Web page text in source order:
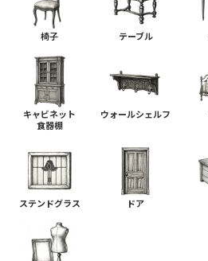
椅子 テーブル
キャビネット
食器棚
ウォールシェルフ
ステンドグラス ドア